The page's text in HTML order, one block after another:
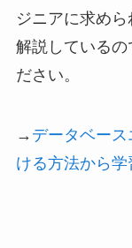
ジニアに求め
解説しているの
ださい。
→ データベー
ける方法から